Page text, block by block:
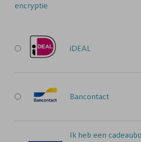
encryptie
iDEAL
Bancontact
Ik heb een